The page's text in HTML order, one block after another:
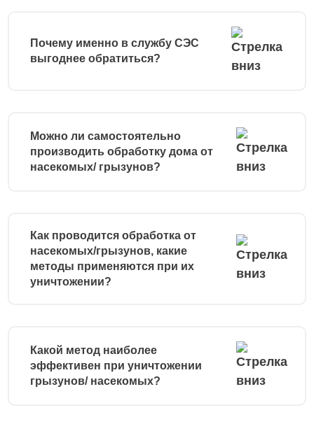
Почему именно в службу СЭС
выгоднее обратиться?
Можно ли самостоятельно
производить обработку дома от
насекомых/ грызунов?
Как проводится обработка от
насекомых/грызунов, какие
методы применяются при их
уничтожении?
Какой метод наиболее
эффективен при уничтожении
грызунов/ насекомых?